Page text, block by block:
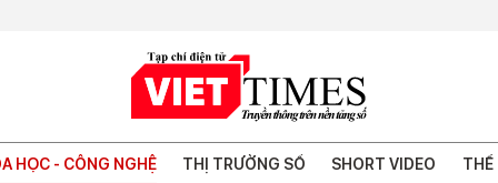
HỌC - CÔNG NGHỆ THỊ TRƯỜNG SỐ SHORT VIDEO THẾ